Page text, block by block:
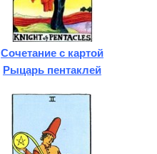
Сочетание с картой
Рыцарь пентаклей